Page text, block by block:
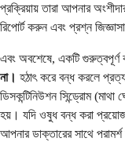
প্রক্রিয়ায় তারা আপনার
রিপোর্ট করুন এবং প্রশ্ন
এবং অবশেষে, একটি
না। হঠাৎ করে বন্ধ করলে
ডিসকন্টিনিউশন সিন্ড্রোম
হয়। যদি ওষুধ বন্ধ করা
আপনার ডাক্তারের সাথে